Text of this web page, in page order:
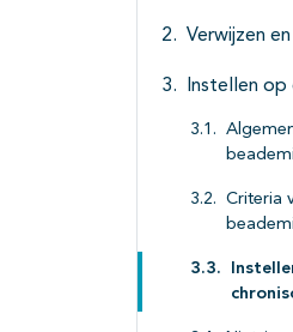
Verwijzen
Instellen op
Criteria